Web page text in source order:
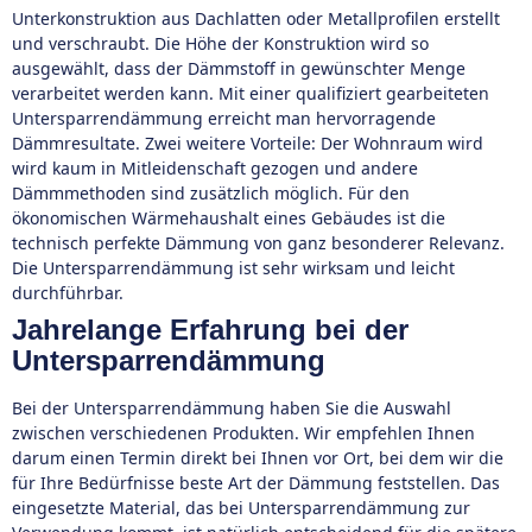
Unterkonstruktion aus Dachlatten oder Metallprofilen erstellt
und verschraubt. Die Höhe der Konstruktion wird so
ausgewählt, dass der Dämmstoff in gewünschter Menge
verarbeitet werden kann. Mit einer qualifiziert gearbeiteten
Untersparrendämmung erreicht man hervorragende
Dämmresultate. Zwei weitere Vorteile: Der Wohnraum wird
wird kaum in Mitleidenschaft gezogen und andere
Dämmmethoden sind zusätzlich möglich. Für den
ökonomischen Wärmehaushalt eines Gebäudes ist die
technisch perfekte Dämmung von ganz besonderer Relevanz.
Die Untersparrendämmung ist sehr wirksam und leicht
durchführbar.
Jahrelange Erfahrung bei der
Untersparrendämmung
Bei der Untersparrendämmung haben Sie die Auswahl
zwischen verschiedenen Produkten. Wir empfehlen Ihnen
darum einen Termin direkt bei Ihnen vor Ort, bei dem wir die
für Ihre Bedürfnisse beste Art der Dämmung feststellen. Das
eingesetzte Material, das bei Untersparrendämmung zur